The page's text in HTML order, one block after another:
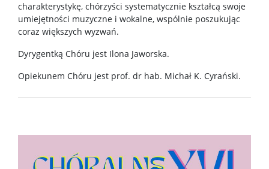
Intranet
Spis pracowników
Zespoły badawcze
charakterystykę, chórzyści systematycznie kształcą swoje
umiejętności muzyczne i wokalne, wspólnie poszukując
coraz większych wyzwań.
Dyrygentką Chóru jest Ilona Jaworska.
Opiekunem Chóru jest prof. dr hab. Michał K. Cyrański.